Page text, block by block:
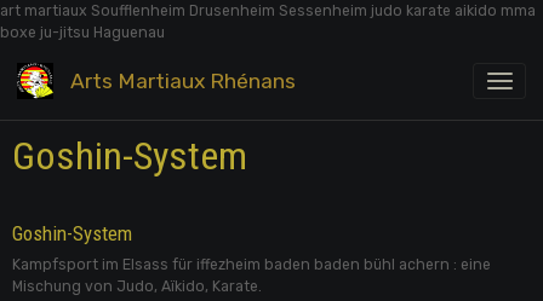
art martiaux Soufflenheim Drusenheim Sessenheim judo karate aikido mma
boxe ju-jitsu Haguenau
Arts Martiaux Rhénans
Goshin-System
Goshin-System
Kampfsport im Elsass für iffezheim baden baden bühl achern : eine
Mischung von Judo, Aïkido, Karate.